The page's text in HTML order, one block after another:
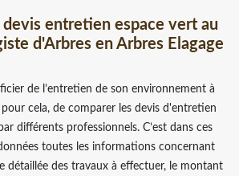
devis entretien espace vert au
d'Arbres en Arbres Elagage
de l’entretien de son environnement à
cela, de comparer les devis d'entretien
différents professionnels. C’est dans ces
toutes les informations concernant
détaillée des travaux à effectuer, le montant